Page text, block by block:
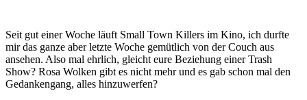
Seit gut einer Woche läuft Small Town Killers im Kino, ich durfte
mir das ganze aber letzte Woche gemütlich von der Couch aus
ansehen. Also mal ehrlich, gleicht eure Beziehung einer Trash
Show? Rosa Wolken gibt es nicht mehr und es gab schon mal den
Gedankengang, alles hinzuwerfen?